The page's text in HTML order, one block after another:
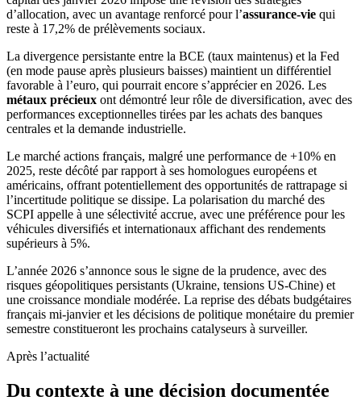
d’allocation, avec un avantage renforcé pour l’assurance-vie qui
reste à 17,2% de prélèvements sociaux.
La divergence persistante entre la BCE (taux maintenus) et la Fed
(en mode pause après plusieurs baisses) maintient un différentiel
favorable à l’euro, qui pourrait encore s’apprécier en 2026. Les
métaux précieux ont démontré leur rôle de diversification, avec des
performances exceptionnelles tirées par les achats des banques
centrales et la demande industrielle.
Le marché actions français, malgré une performance de +10% en
2025, reste décôté par rapport à ses homologues européens et
américains, offrant potentiellement des opportunités de rattrapage si
l’incertitude politique se dissipe. La polarisation du marché des
SCPI appelle à une sélectivité accrue, avec une préférence pour les
véhicules diversifiés et internationaux affichant des rendements
supérieurs à 5%.
L’année 2026 s’annonce sous le signe de la prudence, avec des
risques géopolitiques persistants (Ukraine, tensions US-Chine) et
une croissance mondiale modérée. La reprise des débats budgétaires
français mi-janvier et les décisions de politique monétaire du premier
semestre constitueront les prochains catalyseurs à surveiller.
Après l’actualité
Du contexte à une décision documentée